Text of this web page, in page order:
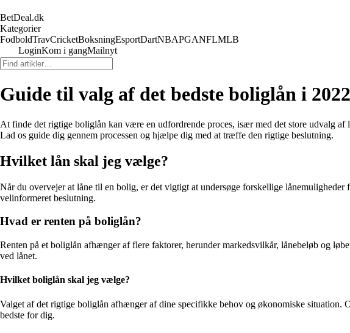
BetDeal.dk
Kategorier
FodboldTravCricketBoksningEsportDartNBAPGANFLMLB
LoginKom i gangMailnyt
Guide til valg af det bedste boliglån i 2022
At finde det rigtige boliglån kan være en udfordrende proces, især med det store udvalg
Lad os guide dig gennem processen og hjælpe dig med at træffe den rigtige beslutning.
Hvilket lån skal jeg vælge?
Når du overvejer at låne til en bolig, er det vigtigt at undersøge forskellige
velinformeret beslutning.
Hvad er renten på boliglån?
Renten på et boliglån afhænger af flere faktorer, herunder markedsvilkår, lånebeløb og
ved lånet.
Hvilket boliglån skal jeg vælge?
Valget af det rigtige boliglån afhænger af dine specifikke behov og økonomiske
bedste for dig.